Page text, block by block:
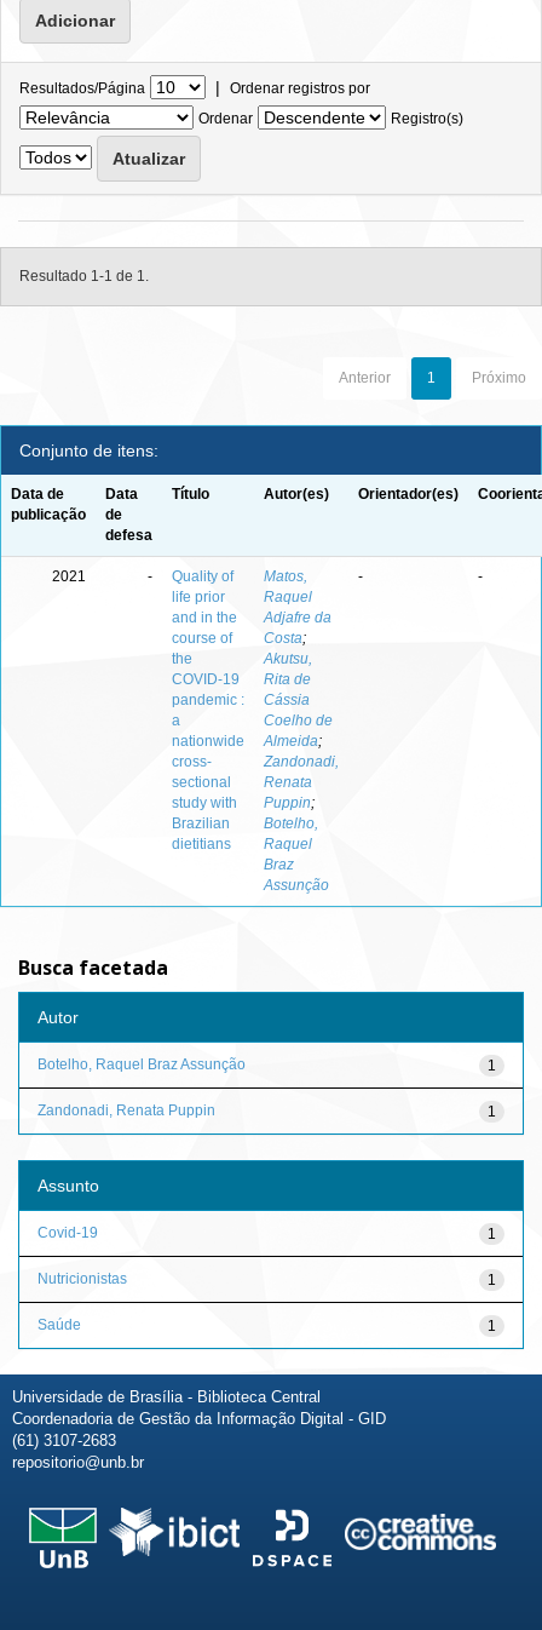
Resultados/Página | Ordenar registros por
Ordenar
Registro(s)
Resultado 1-1 de 1.
Anterior 1 Próximo
Conjunto de itens:
Data de
publicação
Data
de
defesa
Título Autor(es) Orientador(es)
2021 -
Quality of
life prior
and in the
course of
the
COVID-19
pandemic :
a
nationwide
cross-
sectional
study with
Brazilian
dietitians
Matos,
Raquel
Adjafre da
Costa;
Akutsu,
Rita de
Cássia
Coelho de
Almeida;
Zandonadi,
Renata
Puppin;
Botelho,
Raquel
Braz
Assunção
- -
Busca facetada
Autor
1
Botelho, Raquel Braz Assunção
1
Zandonadi, Renata Puppin
Assunto
1
Covid-19
1
Nutricionistas
1
Saúde
Universidade de Brasília - Biblioteca Central
Coordenadoria de Gestão da Informação Digital - GID
(61) 3107-2683
repositorio@unb.br